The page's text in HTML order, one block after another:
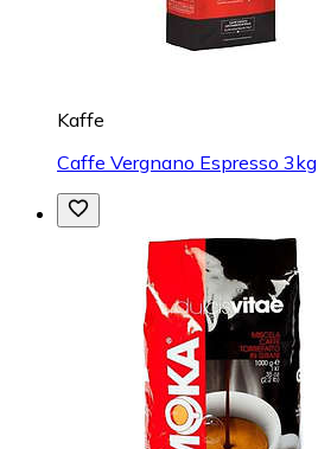
Kaffe
Caffe Vergnano Espresso 3kg